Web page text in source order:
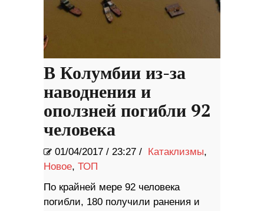
В Колумбии из-за
наводнения и
оползней погибли 92
человека
01/04/2017 / 23:27 / Катаклизмы,
Новое, ТОП
По крайней мере 92 человека
погибли, 180 получили ранения и